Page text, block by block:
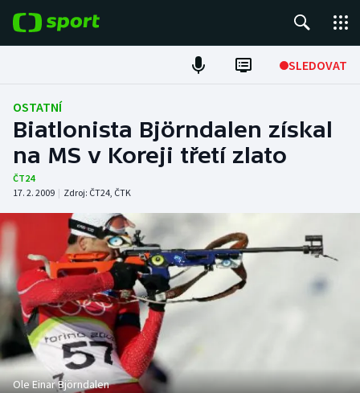
SLEDOVAT
Fotbal
Hokej
Tenis
Atletika
Cyklistika
DALŠÍ SPORTY
Americký fotbal
Baseball a softbal
NEPŘEHLÉDNĚTE
Soutěže
OSTATNÍ
Biatlonista Björndalen získal
na MS v Koreji třetí zlato
ČT24
17. 2. 2009 | Zdroj: ČT24, ČTK
Ole Einar Björndalen